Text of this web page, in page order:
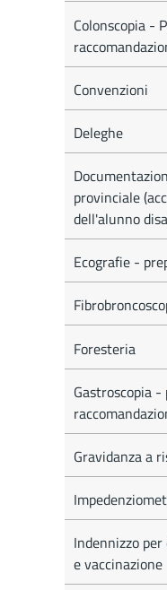
Colonscopia -
Convenzioni
Deleghe
provinciale
dell'alunno
Ecografie -
Foresteria
Gastroscopia
Gravidanza a
Indennizzo
e vaccinazione